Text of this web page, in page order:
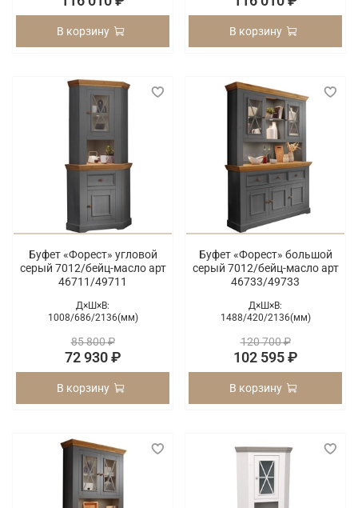
В корзину В корзину
Буфет «Форест» угловой
серый 7012/бейц-масло арт
46711/49711
Д×Ш×В:
1008/686/2136(мм)
85 800 ₽
72 930 ₽
В корзину
Буфет «Форест» большой
серый 7012/бейц-масло арт
46733/49733
Д×Ш×В:
1488/420/2136(мм)
120 700 ₽
102 595 ₽
В корзину